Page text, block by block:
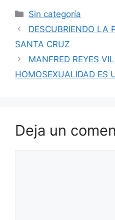
c
e
b
o
o
at
s
A
p
p
e
gr
m
e
Categorías
Sin categoría
DESCUBRIENDO LA
SANTA CRUZ
MANFRED REYES
HOMOSEXUALIDAD ES
Deja un